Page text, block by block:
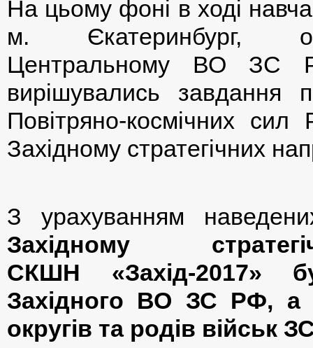
На цьому фоні в ході
м. Єкатеринбург,
Центральному ВО ЗС
вирішувались завдання
Повітряно-космічних
Західному стратегічних
З урахуванням
Західному
СКШН «Захід-2017»
Західного ВО ЗС РФ, а
округів та родів військ